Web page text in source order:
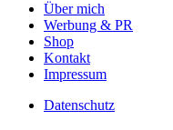
Über mich
Werbung & PR
Shop
Kontakt
Impressum
Datenschutz